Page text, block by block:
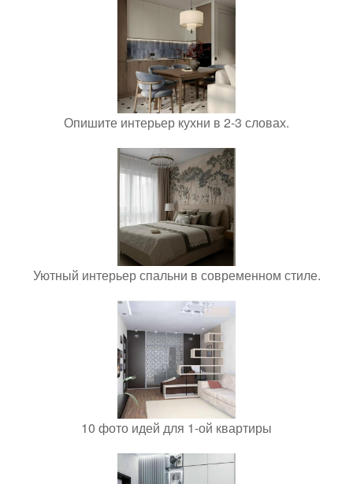
Опишите интерьер кухни в 2-3 словах.
Уютный интерьер спальни в современном стиле.
10 фото идей для 1-ой квартиры